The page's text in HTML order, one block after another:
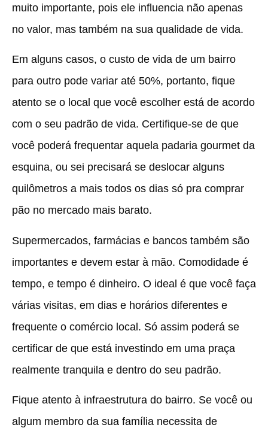
muito importante, pois ele influencia não apenas
no valor, mas também na sua qualidade de vida.
Em alguns casos, o custo de vida de um bairro
para outro pode variar até 50%, portanto, fique
atento se o local que você escolher está de acordo
com o seu padrão de vida. Certifique-se de que
você poderá frequentar aquela padaria gourmet da
esquina, ou sei precisará se deslocar alguns
quilômetros a mais todos os dias só pra comprar
pão no mercado mais barato.
Supermercados, farmácias e bancos também são
importantes e devem estar à mão. Comodidade é
tempo, e tempo é dinheiro. O ideal é que você faça
várias visitas, em dias e horários diferentes e
frequente o comércio local. Só assim poderá se
certificar de que está investindo em uma praça
realmente tranquila e dentro do seu padrão.
Fique atento à infraestrutura do bairro. Se você ou
algum membro da sua família necessita de